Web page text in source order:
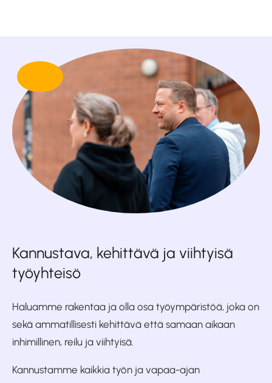
Kannustava, kehittävä ja viihtyisä
työyhteisö
Haluamme rakentaa ja olla osa työympäristöä, joka on
sekä ammatillisesti kehittävä että samaan aikaan
inhimillinen, reilu ja viihtyisä.
Kannustamme kaikkia työn ja vapaa-ajan